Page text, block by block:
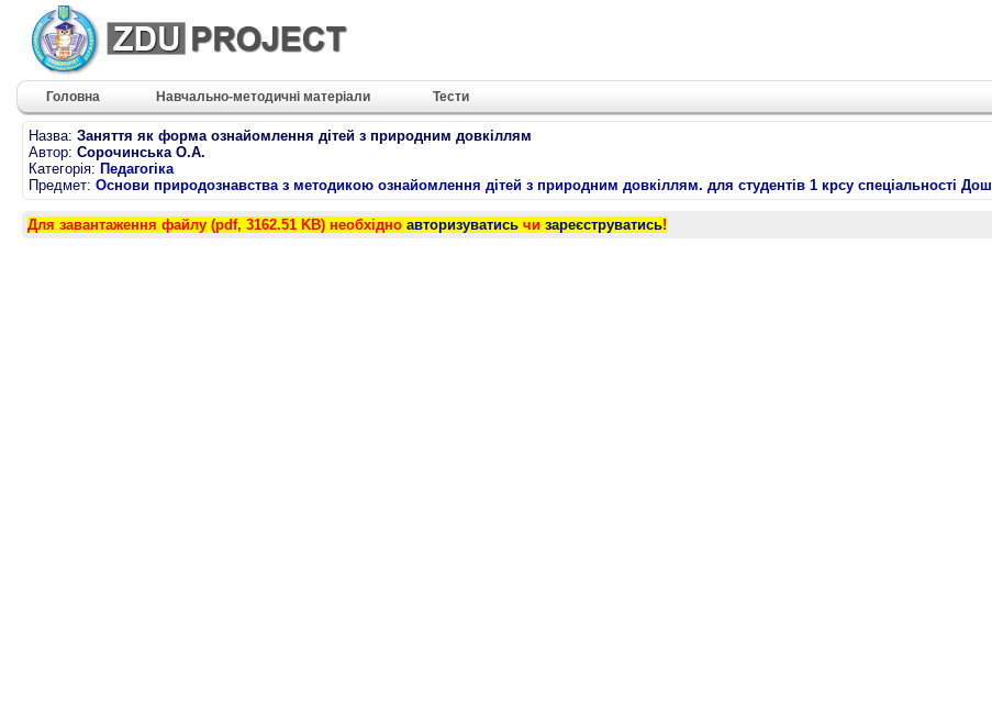
Головна Навчально-методичні матеріали Тести
Назва: Заняття як форма ознайомлення дітей з природним довкіллям
Автор: Сорочинська О.А.
Категорія: Педагогіка
Предмет: Основи природознавства з методикою ознайомлення дітей з природним довкіллям. для студентів 1 крсу спеціальності
Для завантаження файлу (pdf, 3162.51 KB) необхідно авторизуватись чи зареєструватись!